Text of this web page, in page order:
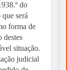
do
será
forma de
destes
situação.
judicial